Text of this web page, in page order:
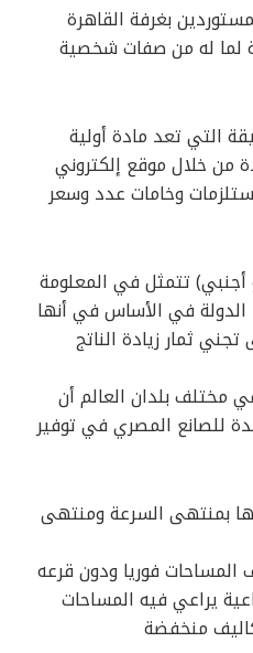
بغرفة القاهرة
لما له من صفات شخصية
التي تعد مادة أولية
من خلال موقع إلكتروني
وخامات عدد وسعر
أجنبي) تتمثل في المعلومة
الدولة في الأساس في أنها
ثمار زيادة الناتج
مختلف بلدان العالم أن
للصانع المصري في توفير
بمنتهى السرعة ومنتهى
فوريا ودون قرعه
يراعي فيه المساحات
منخفضة